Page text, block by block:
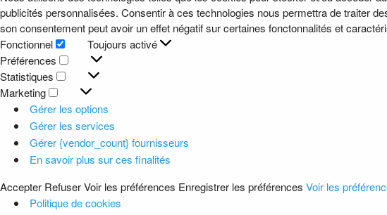
publicités personnalisées. Consentir à ces technologies nous permettra de traiter
son consentement peut avoir un effet négatif sur certaines fonctonnalités et
Fonctionnel
Fonctionnel
Toujours activé
Préférences
Préférences
Statistiques
Statistiques
Marketing
Marketing
Gérer les options
Gérer les services
Gérer {vendor_count} fournisseurs
En savoir plus sur ces finalités
Accepter RefuserVoir les préférences Enregistrer les préférences Voir les
Politique de cookies